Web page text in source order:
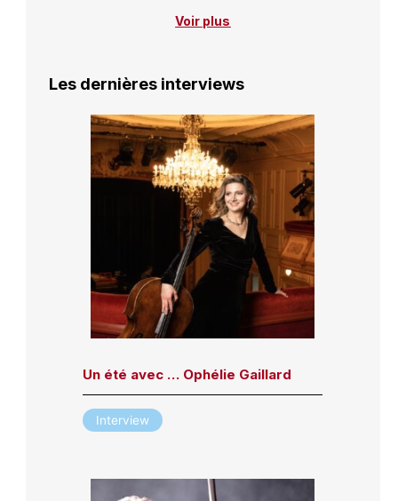
Voir plus
Les dernières interviews
Un été avec … Ophélie Gaillard
Interview